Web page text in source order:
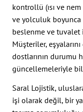
kontrollü (ısı ve
ve yolculuk boyunca
beslenme ve tuvalet
Müşteriler,
dostlarının durumu
güncellemeleriyle
Saral Lojistik,
işi olarak değil, bir